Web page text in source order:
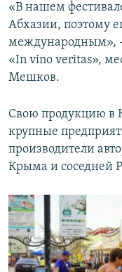
«В нашем
Абхазии, поэтому
международным»,
«In vino veritas»,
Мешков.
Свою продукцию в
крупные
производители
Крыма и соседней